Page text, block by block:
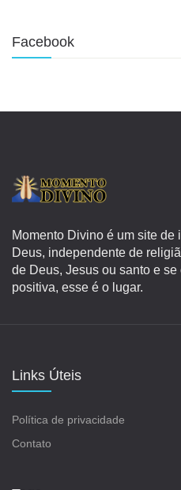
Facebook
Momento Divino é um site de
Deus, independente de
de Deus, Jesus ou santo e
positiva, esse é o lugar.
Links Úteis
Política de privacidade
Contato